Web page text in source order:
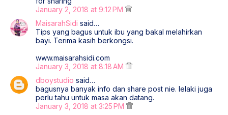
January 2, 2018 at 9:12 PM
MaisarahSidi said…
Tips yang bagus untuk ibu yang bakal melahirkan
bayi. Terima kasih berkongsi.
www.maisarahsidi.com
January 3, 2018 at 8:18 AM
dboystudio said…
bagusnya banyak info dan share post nie. lelaki juga
perlu tahu untuk masa akan datang.
January 3, 2018 at 3:25 PM